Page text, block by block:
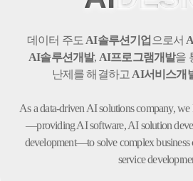
데이터 주도 AI솔루션기업 으로서
AI솔루션개발, AI프로그램개발을
난제를 해결하고 AI서비스개
As a data-driven AI solutions company, we
—providing AI software,AI solution
development—to solve complex business
service